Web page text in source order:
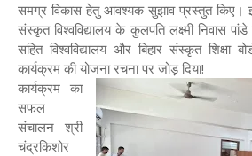
समग्र विकास हेतु आवश्यक सुझाव प्रस्तुत किए।
संस्कृत विश्वविद्यालय के कुलपति लक्ष्मी निवास
सहित विश्वविद्यालय और बिहार संस्कृत शिक्षा
कार्यक्रम की योजना रचना पर जोड़ दिया!
कार्यक्रम का
सफल
संचालन श्री
चंद्रकिशोर